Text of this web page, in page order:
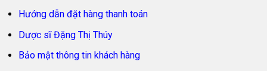
Hướng dẫn đặt hàng thanh toán
Dược sĩ Đặng Thị Thúy
Bảo mật thông tin khách hàng